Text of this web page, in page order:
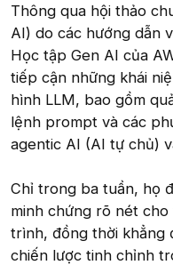
Thông qua hội thảo
AI) do các hướng dẫn
Học tập Gen AI của
tiếp cận những khái
hình LLM, bao gồm
lệnh prompt và các
agentic AI (AI tự chủ)
Chỉ trong ba tuần, họ
minh chứng rõ nét
trình, đồng thời khẳng
chiến lược tinh chỉnh